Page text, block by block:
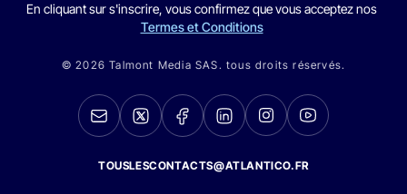
En cliquant sur s'inscrire, vous confirmez que vous acceptez nos
Termes et Conditions
© 2026 Talmont Media SAS. tous droits réservés.
TOUSLESCONTACTS@ATLANTICO.FR